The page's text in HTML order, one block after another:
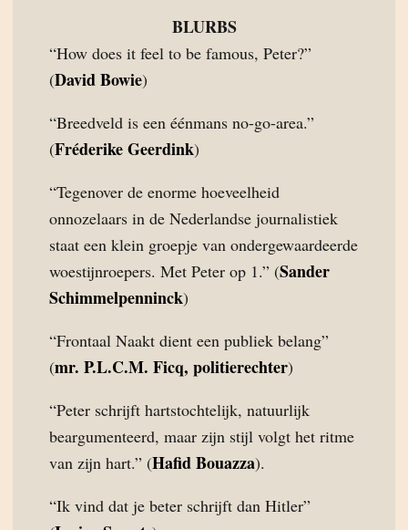
BLURBS
“How does it feel to be famous, Peter?”
(David Bowie)
“Breedveld is een éénmans no-go-area.”
(Fréderike Geerdink)
“Tegenover de enorme hoeveelheid
onnozelaars in de Nederlandse journalistiek
staat een klein groepje van ondergewaardeerde
woestijnroepers. Met Peter op 1.” (Sander
Schimmelpenninck)
“Frontaal Naakt dient een publiek belang”
(mr. P.L.C.M. Ficq, politierechter)
“Peter schrijft hartstochtelijk, natuurlijk
beargumenteerd, maar zijn stijl volgt het ritme
van zijn hart.” (Hafid Bouazza).
“Ik vind dat je beter schrijft dan Hitler”